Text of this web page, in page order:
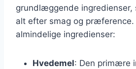
grundlæggende ingredienser,
alt efter smag og
almindelige ingredienser:
Hvedemel: Den primære